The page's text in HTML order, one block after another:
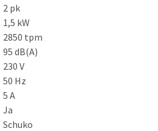
2 pk
1,5 kW
2850 tpm
95 dB(A)
230 V
50 Hz
5 A
Ja
Schuko